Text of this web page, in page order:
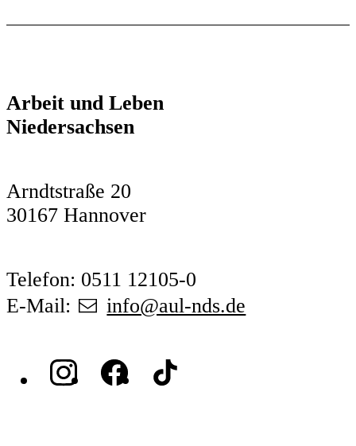
Arbeit und Leben
Niedersachsen
Arndtstraße 20
30167 Hannover
Telefon: 0511 12105-0
E-Mail:
info@aul-nds.de